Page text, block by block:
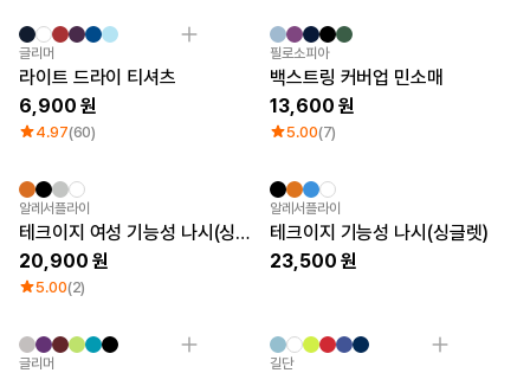
글리머
라이트 드라이 티셔츠
6,900
4.97(60)
Sale
필로소피아
백스트링 커버업 민소매
13,600
5.00(7)
New
알레서플라이
테크이지 여성 기능성 나시(싱글렛)
20,900
5.00(2)
New
알레서플라이
테크이지 기능성 나시(싱글렛)
23,500
Sale
글리머 길단